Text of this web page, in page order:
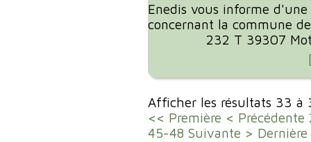
Enedis vous informe
concernant la commune
232 T 39307 Motif
Afficher les résultats 33 à
<< Première < Précédente
45-48 Suivante >